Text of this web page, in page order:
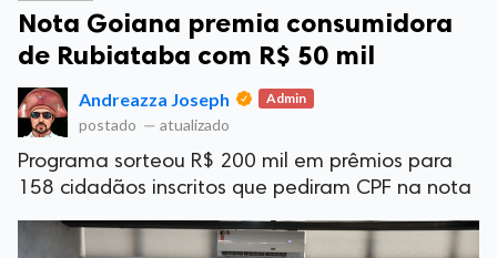
Nota Goiana premia consumidora
de Rubiataba com R$ 50 mil
Andreazza Joseph Admin
postado — atualizado
Programa sorteou R$ 200 mil em prêmios para
158 cidadãos inscritos que pediram CPF na nota